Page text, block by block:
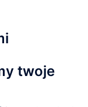
twoje